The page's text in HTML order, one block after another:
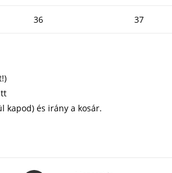
36 37
kapod) és irány a kosár.